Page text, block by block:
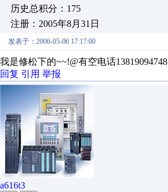
历史总积分：175
注册：2005年8月31日
发表于：2006-05-06 17:17:00
我是修松下的~~!@有空电话13819094748
回复 引用 举报
a616t3